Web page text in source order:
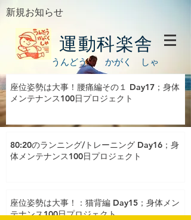
新規お知らせ
運動科楽舎
うんどう かがく しゃ
座位姿勢は大事！腰痛編その１ Day17；身体
メンテナンス100日プロジェクト
80:20のランニング/トレーニング Day16；身
体メンテナンス100日プロジェクト
座位姿勢は大事！：猫背編 Day15；身体メン
テナンス100日プロジェクト